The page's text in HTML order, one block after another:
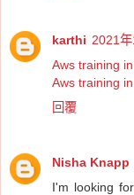
karthi 2021
Aws training
Aws training
回覆
Nisha Knapp
I'm looking